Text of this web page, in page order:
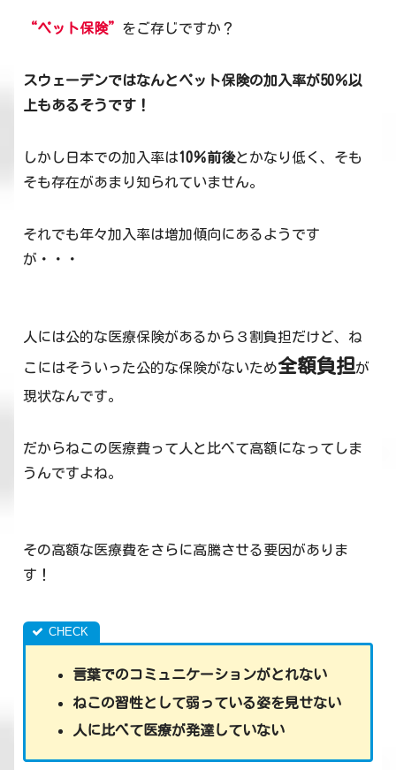
“ペット保険” をご存じですか？
スウェーデンではなんとペット保険の加入率が50％以
上もあるそうです！
しかし日本での加入率は10％前後とかなり低く、そも
そも存在があまり知られていません。
それでも年々加入率は増加傾向にあるようです
が・・・
人には公的な医療保険があるから３割負担だけど、ね
こにはそういった公的な保険がないため全額負担が
現状なんです。
だからねこの医療費って人と比べて高額になってしま
うんですよね。
その高額な医療費をさらに高騰させる要因がありま
す！
言葉でのコミュニケーションがとれない
ねこの習性として弱っている姿を見せない
人に比べて医療が発達していない